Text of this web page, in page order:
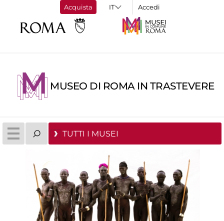
Acquista Accedi
MUSEO DI ROMA IN TRASTEVERE
TUTTI I MUSEI